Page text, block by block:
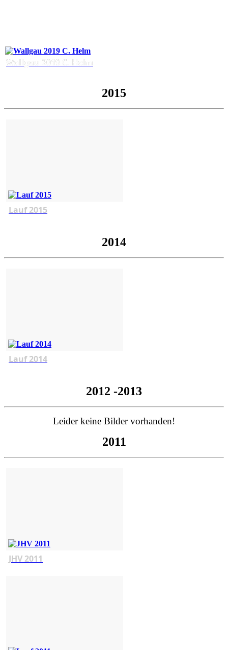
Wallgau 2019 C. Helm
2015
Lauf 2015
2014
Lauf 2014
2012 -2013
Leider keine Bilder vorhanden!
2011
JHV 2011